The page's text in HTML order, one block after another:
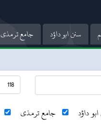
سنن ابو داؤد جامع ترمذی
داؤد جامع ترمذی